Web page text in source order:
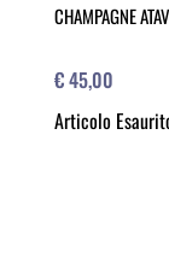
CHAMPAGNE
€ 45,00
Articolo